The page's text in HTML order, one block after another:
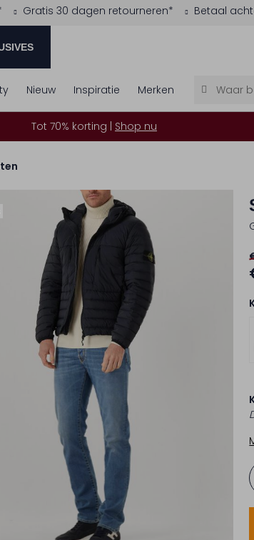
Gratis 30 dagen retourneren* Betaal
Nieuw Inspiratie Merken
Tot 70% korting | Shop nu